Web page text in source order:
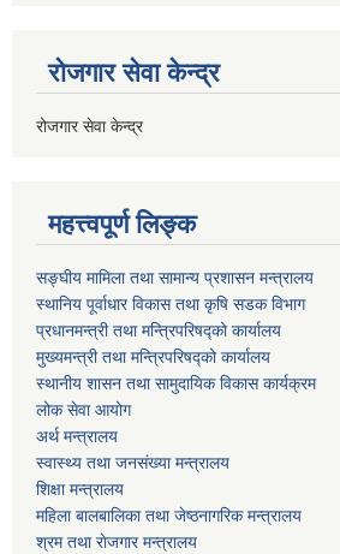
रोजगार सेवा केन्द्र
रोजगार सेवा केन्द्र
महत्त्वपूर्ण लिङ्क
सङ्घीय मामिला तथा सामान्य प्रशासन मन्त्रालय
स्थानिय पूर्वाधार विकास तथा कृषि सडक विभाग
प्रधानमन्त्री तथा मन्त्रिपरिषद्को कार्यालय
मुख्यमन्त्री तथा मन्त्रिपरिषद्को कार्यालय
स्थानीय शासन तथा सामुदायिक विकास कार्यक्रम
लोक सेवा आयोग
अर्थ मन्त्रालय
स्वास्थ्य तथा जनस‌ंख्या मन्त्रालय
शिक्षा मन्त्रालय
महिला बालबालिका तथा जेष्ठनागरिक मन्त्रालय
श्रम तथा राेजगार मन्त्रालय